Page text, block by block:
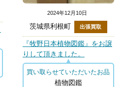
2024年12月10日
茨城県利根町 出張買取
『牧野日本植物図鑑』をお譲
りして頂きました。
買い取らせていただいたお品
植物図鑑